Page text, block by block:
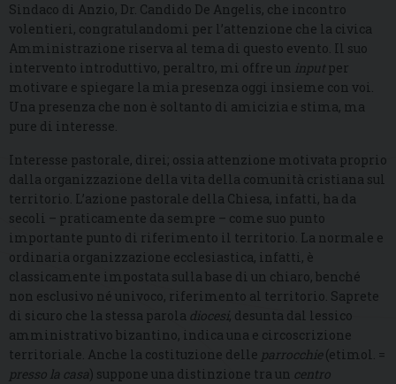
Sindaco di Anzio, Dr. Candido De Angelis, che incontro
volentieri, congratulandomi per l’attenzione che la civica
Amministrazione riserva al tema di questo evento. Il suo
intervento introduttivo, peraltro, mi offre un input per
motivare e spiegare la mia presenza oggi insieme con voi.
Una presenza che non è soltanto di amicizia e stima, ma
pure di interesse.
Interesse pastorale, direi; ossia attenzione motivata proprio
dalla organizzazione della vita della comunità cristiana sul
territorio. L’azione pastorale della Chiesa, infatti, ha da
secoli – praticamente da sempre – come suo punto
importante punto di riferimento il territorio. La normale e
ordinaria organizzazione ecclesiastica, infatti, è
classicamente impostata sulla base di un chiaro, benché
non esclusivo né univoco, riferimento al territorio. Saprete
di sicuro che la stessa parola diocesi, desunta dal lessico
amministrativo bizantino, indica una e circoscrizione
territoriale. Anche la costituzione delle parrocchie(etimol. =
presso la casa) suppone una distinzione tra un centro